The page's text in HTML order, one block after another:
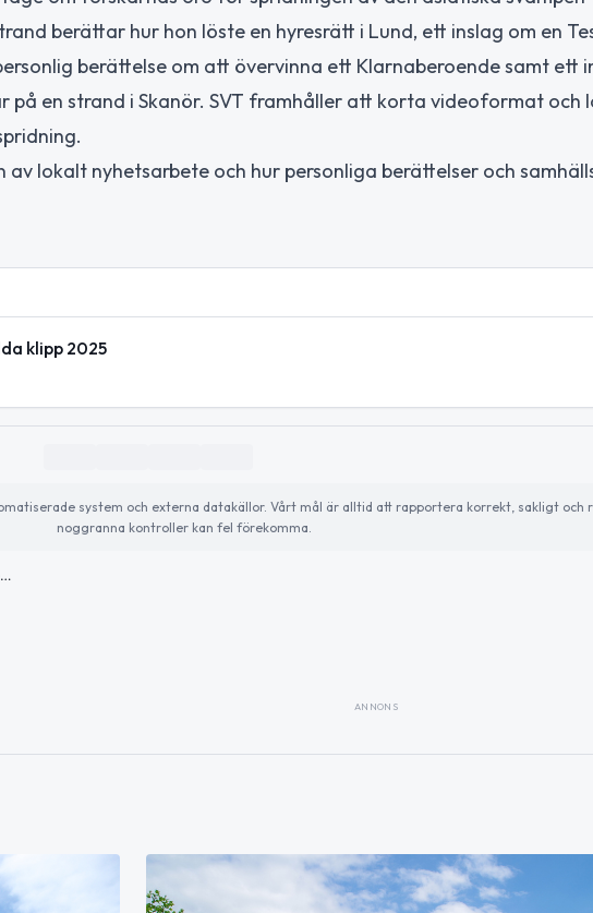
berättar hur hon löste en hyresrätt i Lund, ett inslag om en
berättelse om att övervinna ett Klarnaberoende samt ett
på en strand i Skanör. SVT framhåller att korta videoformat och
av lokalt nyhetsarbete och hur personliga berättelser och
klipp 2025
system och externa datakällor. Vårt mål är alltid att rapportera korrekt, sakligt och
noggranna kontroller kan fel förekomma.
SVT Nyheter Skånes mest sedda videoklipp 2025
ANNONS